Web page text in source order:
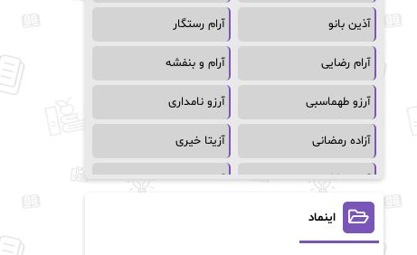
آذین بانو آرام رستگار
آرام رضایی آرام و بنفشه
آرزو طهماسبی آرزو نامداری
آزاده رمضانی آزیتا خیری
آسمان64 آسمان۶۵
آسیه احمدی
اینماد